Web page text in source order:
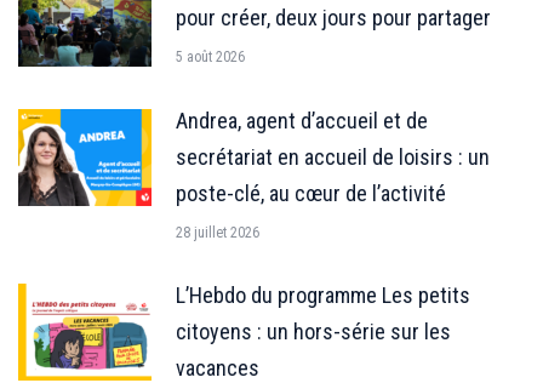
pour créer, deux jours pour partager
5 août 2026
Andrea, agent d’accueil et de
secrétariat en accueil de loisirs : un
poste-clé, au cœur de l’activité
28 juillet 2026
L’Hebdo du programme Les petits
citoyens : un hors-série sur les
vacances